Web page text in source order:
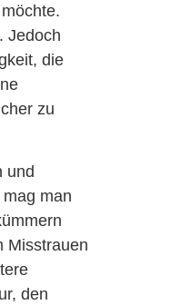
Jedoch
die
zu
und
man
Misstrauen
den